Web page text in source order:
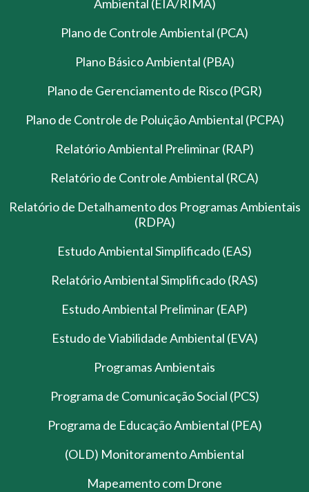
Ambiental (EIA/RIMA)
Plano de Controle Ambiental (PCA)
Plano Básico Ambiental (PBA)
Plano de Gerenciamento de Risco (PGR)
Plano de Controle de Poluição Ambiental (PCPA)
Relatório Ambiental Preliminar (RAP)
Relatório de Controle Ambiental (RCA)
Relatório de Detalhamento dos Programas Ambientais
(RDPA)
Estudo Ambiental Simplificado (EAS)
Relatório Ambiental Simplificado (RAS)
Estudo Ambiental Preliminar (EAP)
Estudo de Viabilidade Ambiental (EVA)
Programas Ambientais
Programa de Comunicação Social (PCS)
Programa de Educação Ambiental (PEA)
(OLD) Monitoramento Ambiental
Mapeamento com Drone